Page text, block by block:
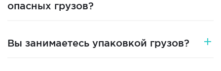
опасных грузов?
Вы занимаетесь упаковкой грузов?